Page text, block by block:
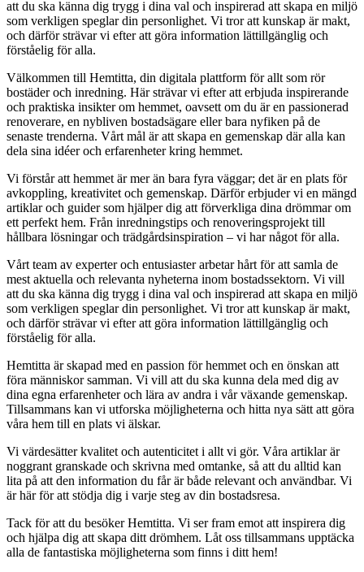
att du ska känna dig trygg i dina val och inspirerad att skapa en miljö
som verkligen speglar din personlighet. Vi tror att kunskap är makt,
och därför strävar vi efter att göra information lättillgänglig och
förståelig för alla.
Välkommen till Hemtitta, din digitala plattform för allt som rör
bostäder och inredning. Här strävar vi efter att erbjuda inspirerande
och praktiska insikter om hemmet, oavsett om du är en passionerad
renoverare, en nybliven bostadsägare eller bara nyfiken på de
senaste trenderna. Vårt mål är att skapa en gemenskap där alla kan
dela sina idéer och erfarenheter kring hemmet.
Vi förstår att hemmet är mer än bara fyra väggar; det är en plats för
avkoppling, kreativitet och gemenskap. Därför erbjuder vi en mängd
artiklar och guider som hjälper dig att förverkliga dina drömmar om
ett perfekt hem. Från inredningstips och renoveringsprojekt till
hållbara lösningar och trädgårdsinspiration – vi har något för alla.
Vårt team av experter och entusiaster arbetar hårt för att samla de
mest aktuella och relevanta nyheterna inom bostadssektorn. Vi vill
att du ska känna dig trygg i dina val och inspirerad att skapa en miljö
som verkligen speglar din personlighet. Vi tror att kunskap är makt,
och därför strävar vi efter att göra information lättillgänglig och
förståelig för alla.
Hemtitta är skapad med en passion för hemmet och en önskan att
föra människor samman. Vi vill att du ska kunna dela med dig av
dina egna erfarenheter och lära av andra i vår växande gemenskap.
Tillsammans kan vi utforska möjligheterna och hitta nya sätt att göra
våra hem till en plats vi älskar.
Vi värdesätter kvalitet och autenticitet i allt vi gör. Våra artiklar är
noggrant granskade och skrivna med omtanke, så att du alltid kan
lita på att den information du får är både relevant och användbar. Vi
är här för att stödja dig i varje steg av din bostadsresa.
Tack för att du besöker Hemtitta. Vi ser fram emot att inspirera dig
och hjälpa dig att skapa ditt drömhem. Låt oss tillsammans upptäcka
alla de fantastiska möjligheterna som finns i ditt hem!